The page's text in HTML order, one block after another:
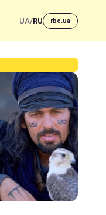
UA/RU rbc.ua